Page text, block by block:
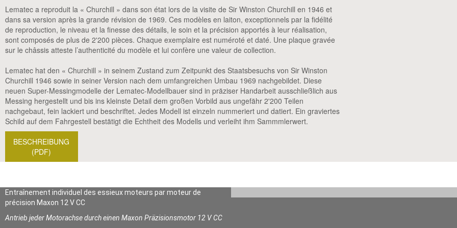
Lematec a reproduit la « Churchill » dans son état lors de la visite de Sir Winston Churchill en 1946 et
dans sa version après la grande révision de 1969. Ces modèles en laiton, exceptionnels par la fidélité
de reproduction, le niveau et la finesse des détails, le soin et la précision apportés à leur réalisation,
sont composés de plus de 2'200 pièces. Chaque exemplaire est numéroté et daté. Une plaque gravée
sur le châssis atteste l’authenticité du modèle et lui confère une valeur de collection.
Lematec hat den « Churchill » in seinem Zustand zum Zeitpunkt des Staatsbesuchs von Sir Winston
Churchill 1946 sowie in seiner Version nach dem umfangreichen Umbau 1969 nachgebildet. Diese
neuen Super-Messingmodelle der Lematec-Modellbauer sind in präziser Handarbeit ausschließlich aus
Messing hergestellt und bis ins kleinste Detail dem großen Vorbild aus ungefähr 2'200 Teilen
nachgebaut, fein lackiert und beschriftet. Jedes Modell ist einzeln nummeriert und datiert. Ein graviertes
Schild auf dem Fahrgestell bestätigt die Echtheit des Modells und verleiht ihm Sammmlerwert.
BESCHREIBUNG
(PDF)
Entraînement individuel des essieux moteurs par moteur de
précision Maxon 12 V CC
Antrieb jeder Motorachse durch einen Maxon Präzisionsmotor 12 V CC